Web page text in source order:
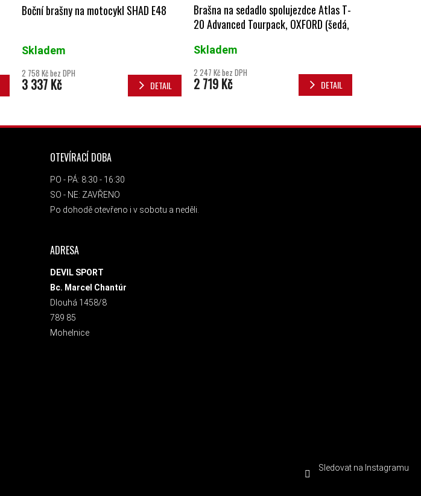
Boční brašny na motocykl SHAD E48
Skladem
2 758 Kč bez DPH
3 337 Kč DETAIL
Brašna na sedadlo spolujezdce Atlas T-
20 Advanced Tourpack, OXFORD (šedá,
Skladem
2 247 Kč bez DPH
2 719 Kč DETAIL
OTEVÍRACÍ DOBA
PO - PÁ: 8:30 - 16:30
SO - NE: ZAVŘENO
Po dohodě otevřeno i v sobotu a neděli.
ADRESA
DEVIL SPORT
Bc. Marcel Chantúr
Dlouhá 1458/8
789 85
Mohelnice
Sledovat na Instagramu